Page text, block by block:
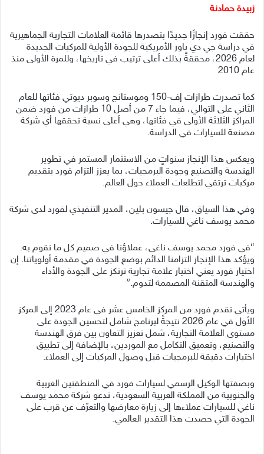
زبيدة حمادنة
حققت فورد إنجازًا جديدًا بتصدرها قائمة العلامات التجارية الجماهيرية
في دراسة جي دي باور الأمريكية للجودة الأولية للمركبات الجديدة
لعام 2026، محققةً بذلك أعلى ترتيب في تاريخها، وللمرة الأولى منذ
عام 2010
كما تصدرت طرازات إف-150 وموستانج وسوبر ديوتي فئاتها للعام
الثاني على التوالي، فيما جاء 7 من أصل 10 طرازات من فورد ضمن
المراكز الثلاثة الأولى في فئاتها، وهي أعلى نسبة تحققها أي شركة
مصنعة للسيارات في الدراسة.
ويعكس هذا الإنجاز سنواتٍ من الاستثمار المستمر في تطوير
الهندسة والتصنيع وجودة البرمجيات، بما يعزز التزام فورد بتقديم
مركبات ترتقي لتطلعات العملاء حول العالم.
وفي هذا السياق، قال جيسون بلين، المدير التنفيذي لفورد لدى شركة
محمد يوسف ناغي للسيارات.
“في فورد محمد يوسف ناغي، عملاؤنا في صميم كل ما نقوم به.
ويؤكد هذا الإنجاز التزامنا الدائم بوضع الجودة في مقدمة أولوياتنا. إن
اختيار فورد يعني اختيار علامة تجارية ترتكز على الجودة والأداء
والهندسة المتقنة المصممة لتدوم.”
ويأتي تقدم فورد من المركز الخامس عشر في عام 2023 إلى المركز
الأول في عام 2026 نتيجةً لبرنامج شامل لتحسين الجودة على
مستوى العلامة التجارية، شمل تعزيز التعاون بين فرق الهندسة
والتصنيع، وتعميق التكامل مع الموردين، بالإضافة إلى تطبيق
اختبارات دقيقة للبرمجيات قبل وصول المركبات إلى العملاء.
وبصفتها الوكيل الرسمي لسيارات فورد في المنطقتين الغربية
والجنوبية من المملكة العربية السعودية، تدعو شركة محمد يوسف
ناغي للسيارات عملاءها إلى زيارة معارضها والتعرّف عن قرب على
الجودة التي حصدت هذا التقدير العالمي.